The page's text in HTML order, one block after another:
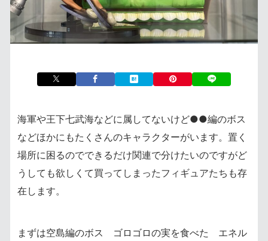
海軍や王下七武海などに属してないけど●●編のボス
などほかにもたくさんのキャラクターがいます。置く
場所に困るのでできるだけ関連で分けたいのですがど
うしても欲しくて買ってしまったフィギュアたちも存
在します。
まずは空島編のボス ゴロゴロの実を食べた エネル